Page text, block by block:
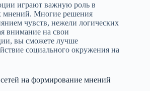
играют важную роль в
Многие решения
чувств, нежели логических
внимание на свои
вы сможете лучше
социального окружения на
на формирование мнений